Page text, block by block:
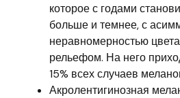
которое с годами
больше и темнее, с
неравномерностью
рельефом. На него
15% всех случаев
Акролентигинозная